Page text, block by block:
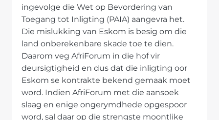
ingevolge die Wet op Bevordering van
Toegang tot Inligting (PAIA) aangevra het.
Die mislukking van Eskom is besig om die
land onberekenbare skade toe te dien.
Daarom veg AfriForum in die hof vir
deursigtigheid en dus dat die inligting oor
Eskom se kontrakte bekend gemaak moet
word. Indien AfriForum met die aansoek
slaag en enige ongerymdhede opgespoor
word, sal daar op die strengste moontlike